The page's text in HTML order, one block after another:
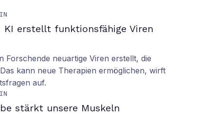
KI erstellt funktionsfähige Viren
Forschende neuartige Viren erstellt, die
kann neue Therapien ermöglichen, wirft
auf.
stärkt unsere Muskeln